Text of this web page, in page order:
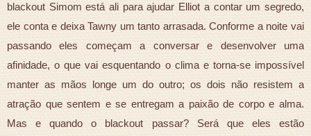
blackout Simom está ali para ajudar Elliot a contar um segredo,
ele conta e deixa Tawny um tanto arrasada. Conforme a noite vai
passando eles começam a conversar e desenvolver uma
afinidade, o que vai esquentando o clima e torna-se impossível
manter as mãos longe um do outro; os dois não resistem a
atração que sentem e se entregam a paixão de corpo e alma.
Mas e quando o blackout passar? Será que eles estão